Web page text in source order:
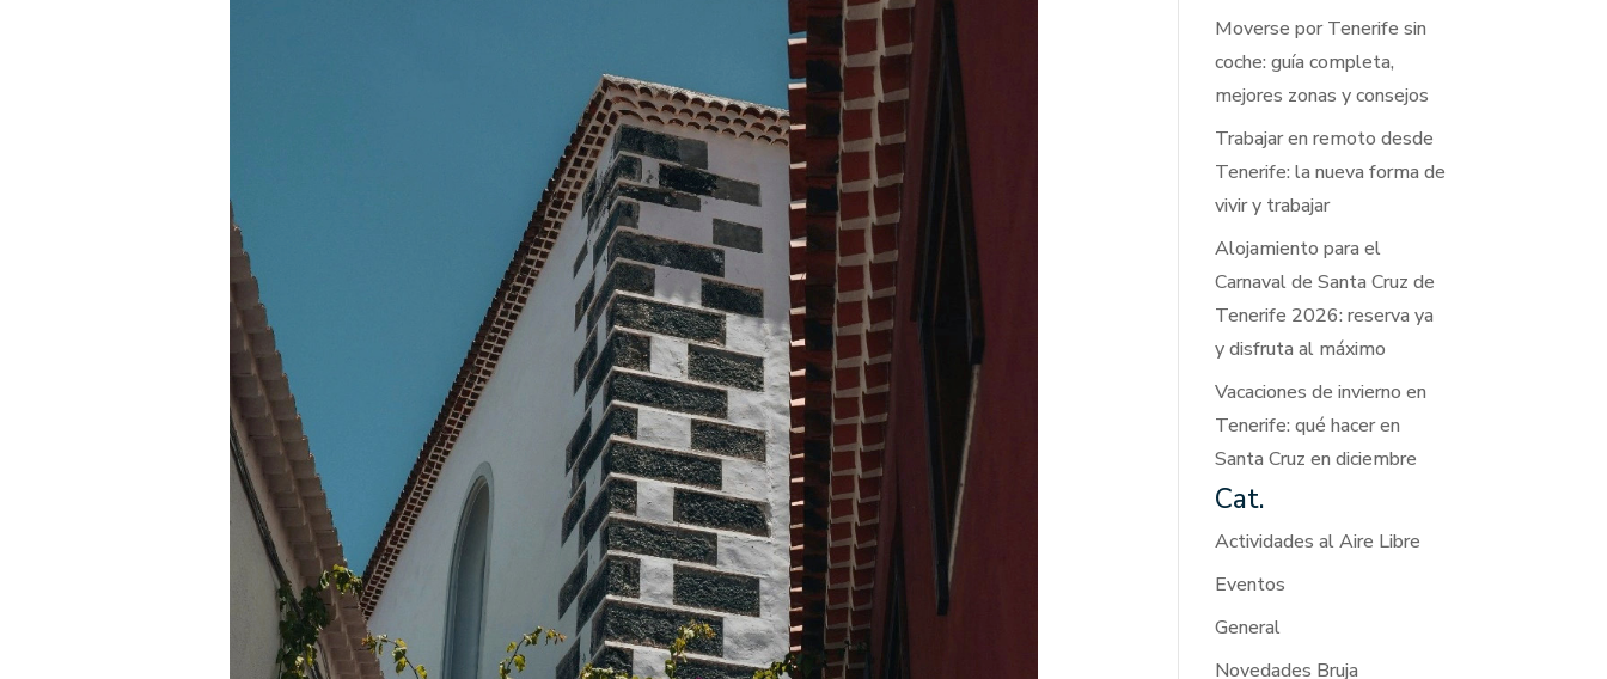
Moverse por Tenerife sin
coche: guía completa,
mejores zonas y consejos
Trabajar en remoto desde
Tenerife: la nueva forma de
vivir y trabajar
Alojamiento para el
Carnaval de Santa Cruz de
Tenerife 2026: reserva ya
y disfruta al máximo
Vacaciones de invierno en
Tenerife: qué hacer en
Santa Cruz en diciembre
Cat.
Actividades al Aire Libre
Eventos
General
Novedades Bruja